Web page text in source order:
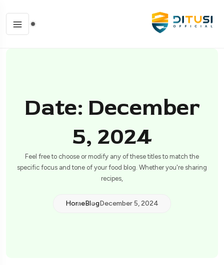
Date: December
5, 2024
Feel free to choose or modify any of these titles to match the
specific focus and tone of your food blog. Whether you're sharing
recipes,
HomeBlogDecember 5, 2024